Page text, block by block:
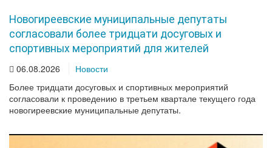
Новогиреевские муниципальные депутаты
согласовали более тридцати досуговых и
спортивных мероприятий для жителей
06.08.2026
Новости
Более тридцати досуговых и спортивных мероприятий
согласовали к проведению в третьем квартале текущего года
новогиреевские муниципальные депутаты.